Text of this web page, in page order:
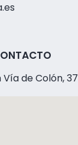
de Colón, 37